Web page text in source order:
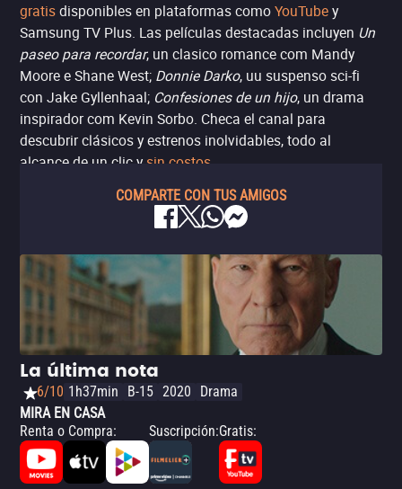
gratisdisponibles en plataformas comoYouTubey
Samsung TV Plus. Las películas destacadas incluyen Un
paseo para recordar, un clasico romance com Mandy
Moore e Shane West; Donnie Darko, uu suspenso sci-fi
con Jake Gyllenhaal; Confesiones de un hijo, un drama
inspirador com Kevin Sorbo. Checa el canal para
descubrir clásicos y estrenos inolvidables, todo al
alcance de un clic y sin costos
COMPARTE CON TUS AMIGOS
La última nota
6/10 1h37min B-15 2020
Drama
MIRA EN CASA
Renta o Compra: Suscripción:Gratis: